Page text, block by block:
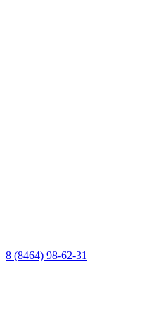
8 (8464) 98-62-31